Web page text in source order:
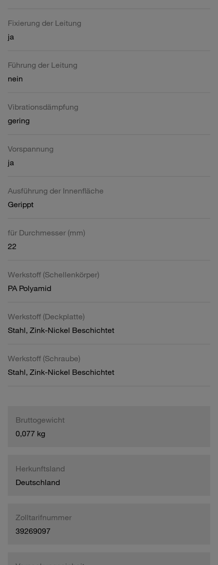
Fixierung der Leitung
ja
Führung der Leitung
nein
Vibrationsdämpfung
gering
Vorspannung
ja
Ausführung der Innenfläche
Gerippt
für Durchmesser (mm)
22
Werkstoff (Schellenkörper)
PA Polyamid
Werkstoff (Deckplatte)
Stahl, Zink-Nickel Beschichtet
Werkstoff (Schraube)
Stahl, Zink-Nickel Beschichtet
Bruttogewicht
0,077 kg
Herkunftsland
Deutschland
Zolltarifnummer
39269097